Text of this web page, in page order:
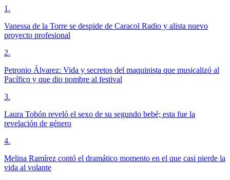
1 .
Vanessa de la Torre se despide de Caracol Radio y alista nuevo
proyecto profesional
2.
Petronio Álvarez: Vida y secretos del maquinista que musicalizó al
Pacífico y que dio nombre al festival
3.
Laura Tobón reveló el sexo de su segundo bebé; esta fue la
revelación de género
4.
Melina Ramírez contó el dramático momento en el que casi pierde la
vida al volante